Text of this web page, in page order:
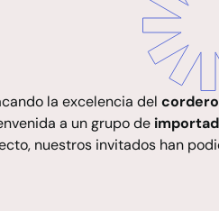
la excelencia del
a un grupo de
nuestros invitados han